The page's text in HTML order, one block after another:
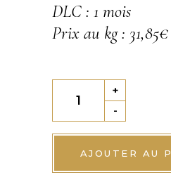
DLC : 1 mois
Prix au kg : 31,85€
L’authentique
quantity
-
+
AJOUTER AU